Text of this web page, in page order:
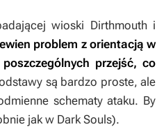
wioski Dirthmouth i
problem z orientacją w
przejść, co
są bardzo proste, ale
schematy ataku. By
jak w Dark Souls).